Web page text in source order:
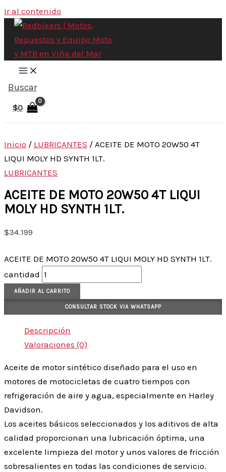
Ir al contenido
Buscar
$0
Inicio / LUBRICANTES / ACEITE DE MOTO 20W50 4T
LIQUI MOLY HD SYNTH 1LT.
LUBRICANTES
ACEITE DE MOTO 20W50 4T LIQUI
MOLY HD SYNTH 1LT.
$34.199
ACEITE DE MOTO 20W50 4T LIQUI MOLY HD SYNTH 1LT.
cantidad
AÑADIR AL CARRITO
CONSULTAR STOCK VIA WHATSAPP
Descripción
Valoraciones (0)
Aceite de motor sintético diseñado para el uso en
motores de motocicletas de cuatro tiempos con
refrigeración de aire y agua, especialmente en Harley
Davidson.
Los aceites básicos seleccionados y los aditivos de alta
calidad proporcionan una lubricación óptima, una
excelente limpieza del motor y unos valores de fricción
sobresalientes en todas las condiciones de servicio.